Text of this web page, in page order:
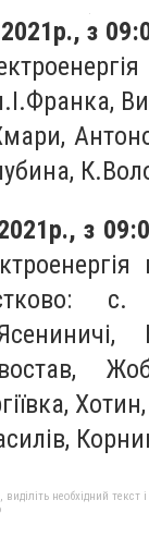
з
І.Франка,
з
с.
необхідний текст